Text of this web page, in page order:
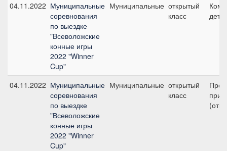
04.11.2022 Муниципальные
соревнования
по выездке
"Всеволожские
конные игры
2022 "Winner
Cup"
Муниципальные открытый
класс
дети
04.11.2022 Муниципальные
соревнования
по выездке
"Всеволожские
конные игры
2022 "Winner
Cup"
Муниципальные открытый
класс